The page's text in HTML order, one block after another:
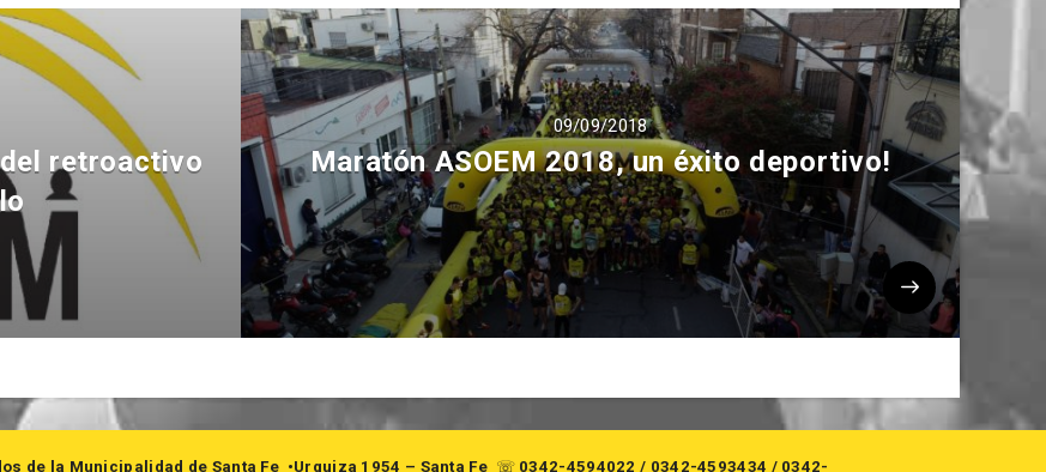
retroactivo
09/09/2018
Maratón ASOEM 2018, un éxito deportivo!
de la Municipalidad de Santa Fe •Urquiza 1954 – Santa Fe ☏ 0342-4594022 / 0342-4593434 / 0342-